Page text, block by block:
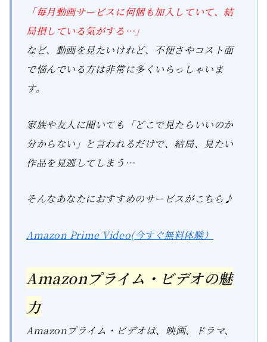
「毎月動画サービスに何個も加入していて、結
局損している気がする…」
など、動画を見たいけれど、不便さやコスト面
で悩んでいる方は非常に多くいらっしゃいま
す。
家族や友人に聞いても「どこで見たらいいのか
分からない」と言われるだけで、結局、見たい
作品を見逃してしまう…
そんなあなたにおすすめのサービスがこちら♪
Amazon Prime Video(今すぐ無料体験）
Amazonプライム・ビデオの魅
力
Amazonプライム・ビデオは、映画、ドラマ、